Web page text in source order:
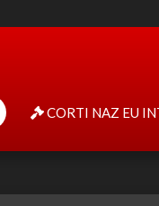
CORTI NAZ EU